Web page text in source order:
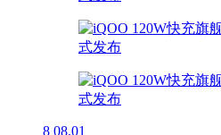
8 08.01